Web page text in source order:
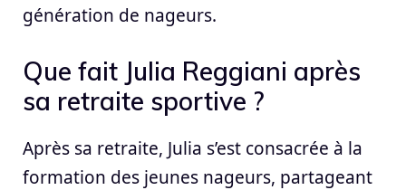
génération de nageurs.
Que fait Julia Reggiani après
sa retraite sportive ?
Après sa retraite, Julia s’est consacrée à la
formation des jeunes nageurs, partageant